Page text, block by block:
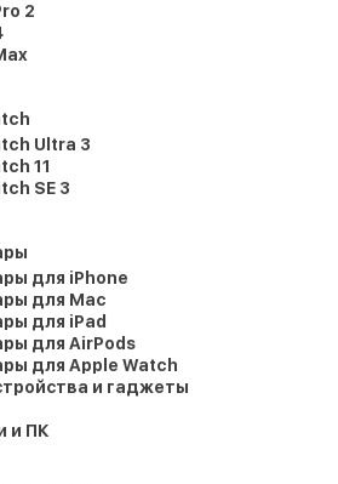
2
Ultra 3
11
SE 3
для iPhone
для Mac
для iPad
для AirPods
для Apple Watch
и гаджеты
и ПК